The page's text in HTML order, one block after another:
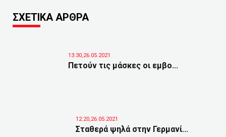
ΣΧΕΤΙΚΑ ΑΡΘΡΑ
13:30,26.05.2021
Πετούν τις μάσκες οι εμβο...
12:20,26.05.2021
Σταθερά ψηλά στην Γερμανί...